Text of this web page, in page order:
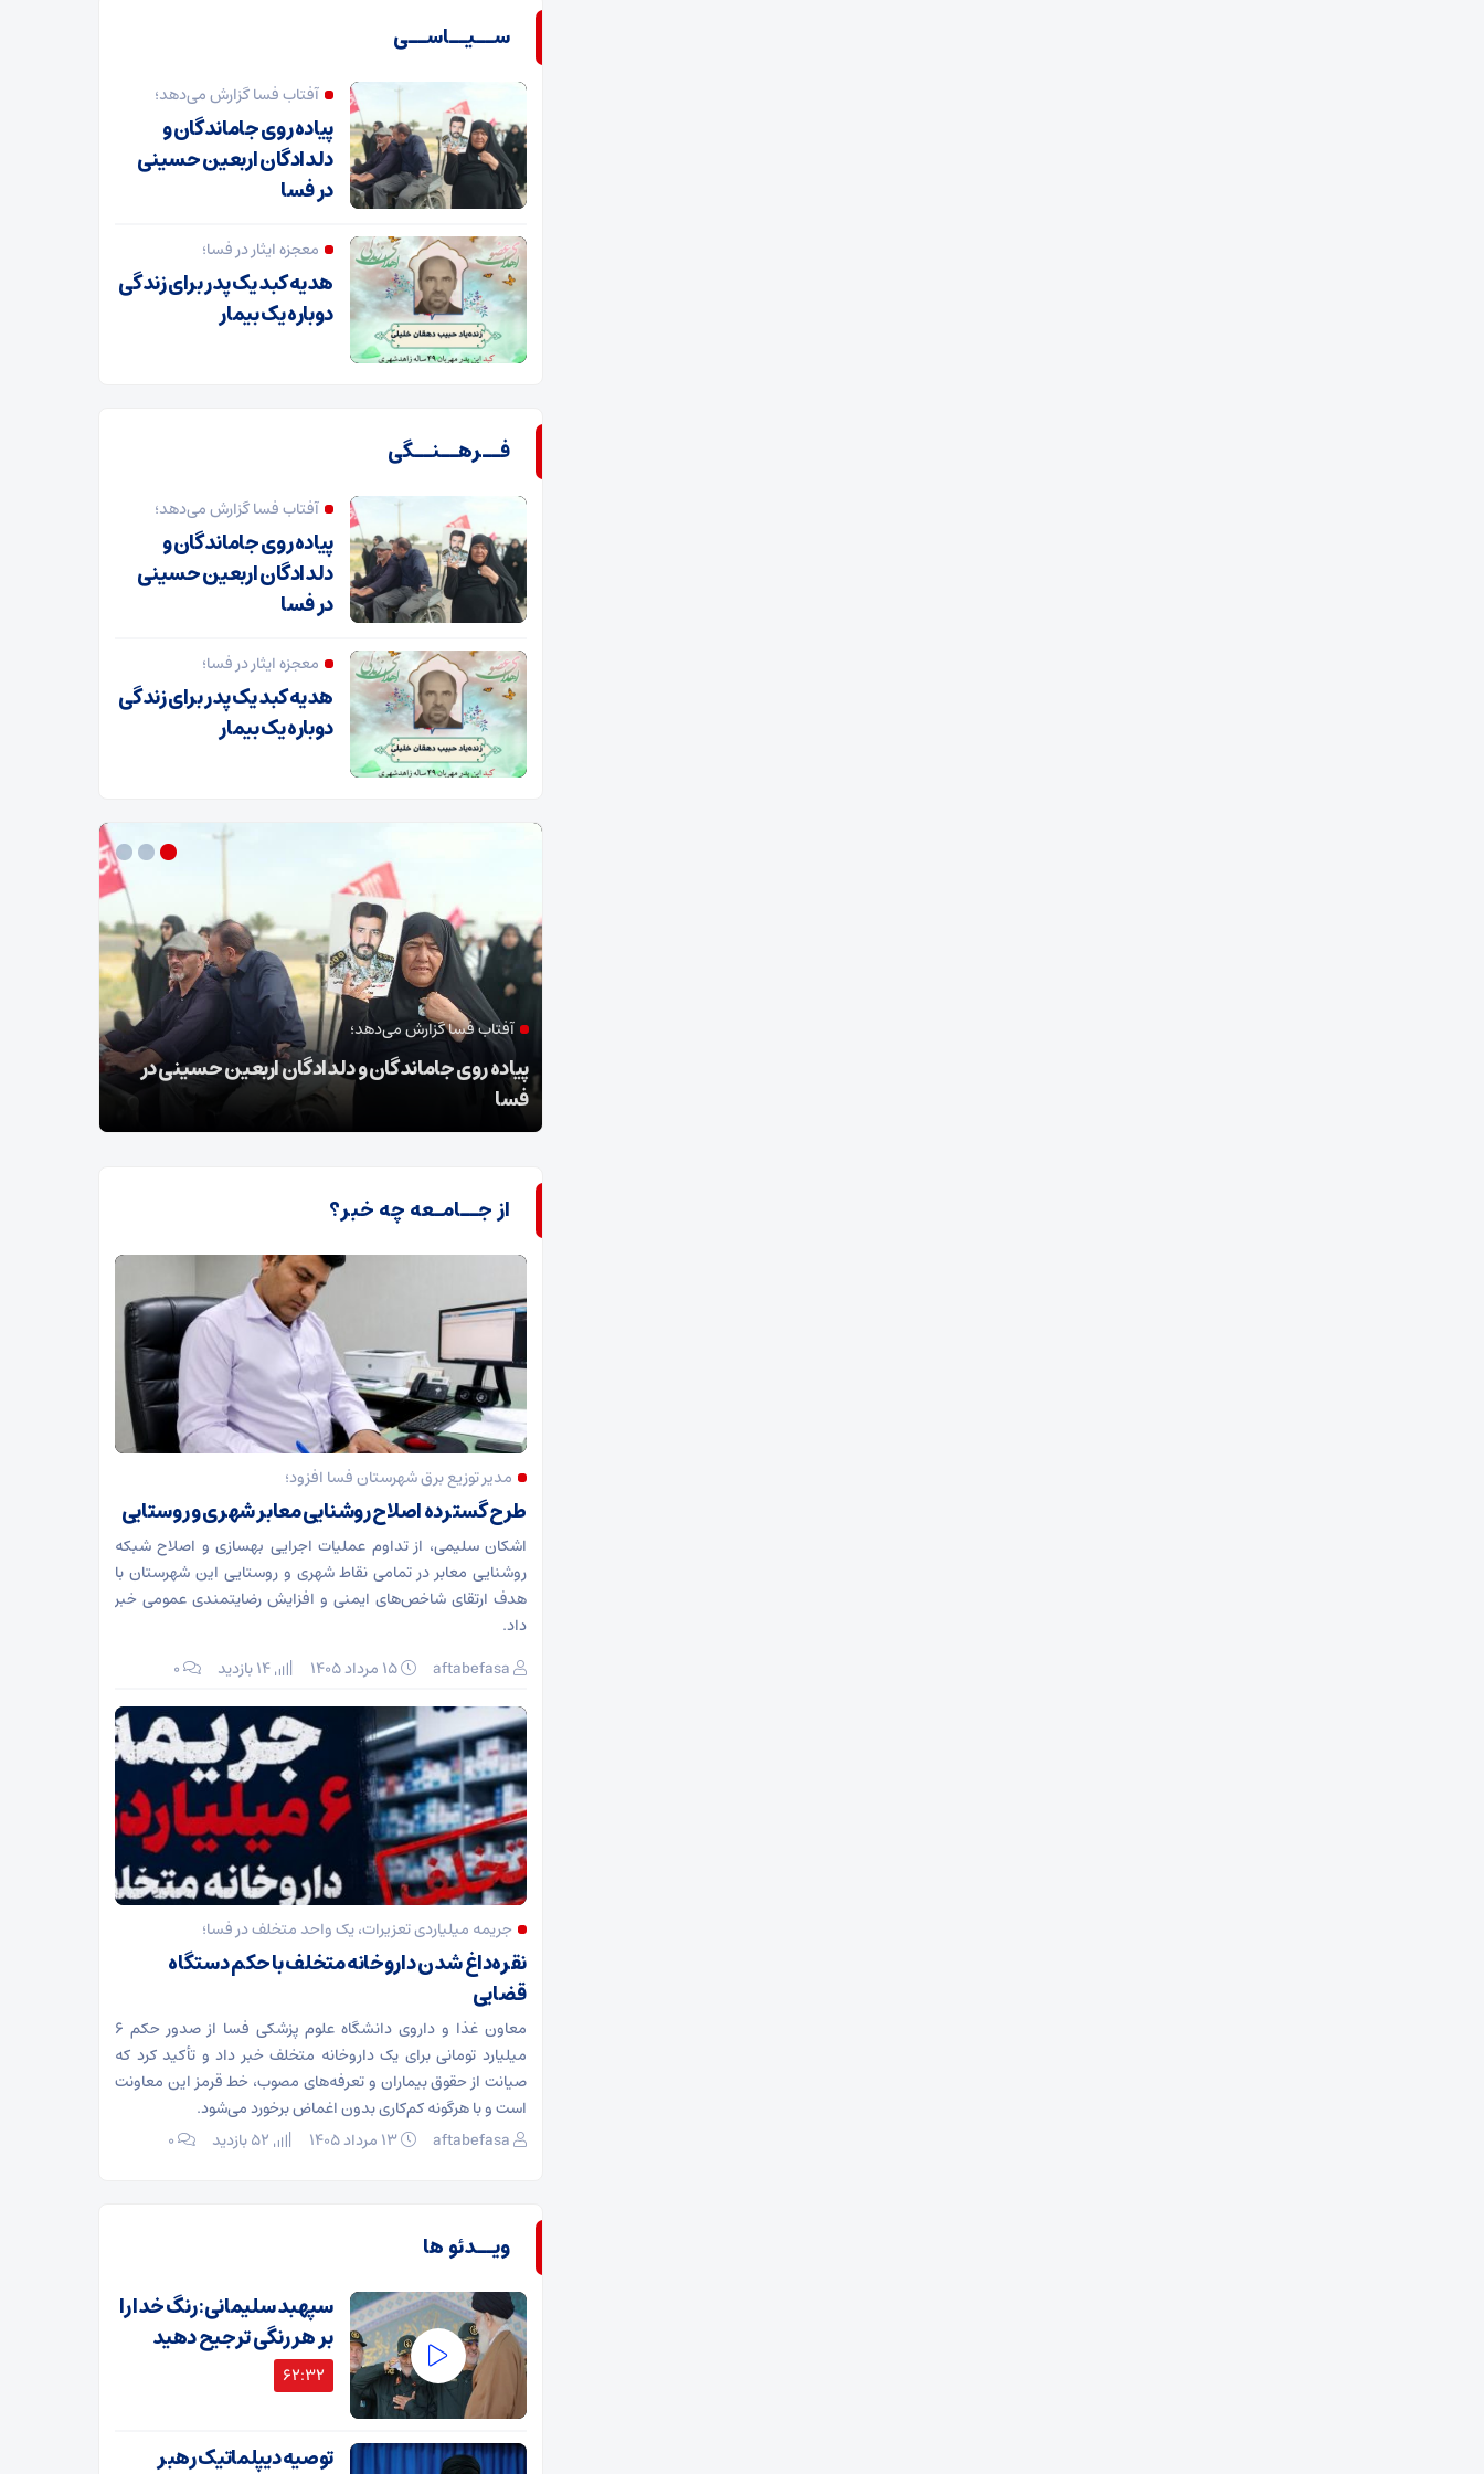
ســیــاســی
آفتاب فسا گزارش می‌دهد؛
پیاده روی جاماندگان و
دلدادگان اربعین حسینی
در فسا
معجزه ایثار در فسا؛
هدیه کبد یک پدر برای زندگی
دوباره یک بیمار
فــرهــنــگی
آفتاب فسا گزارش می‌دهد؛
پیاده روی جاماندگان و
دلدادگان اربعین حسینی
در فسا
معجزه ایثار در فسا؛
هدیه کبد یک پدر برای زندگی
دوباره یک بیمار
معجزه ایثار در فسا؛
هدیه کبد یک پدر برای زندگی دوباره یک بیمار
از جــامـعه چه خبر؟
مدیر توزیع برق شهرستان فسا افزود؛
طرح گسترده اصلاح روشنایی معابر شهری و روستایی
اشکان سلیمی، از تداوم عملیات اجرایی بهسازی و اصلاح شبکه
روشنایی معابر در تمامی نقاط شهری و روستایی این شهرستان با
هدف ارتقای شاخص‌های ایمنی و افزایش رضایتمندی عمومی خبر
داد.
aftabefasa
۰
جریمه میلیاردی تعزیرات، یک واحد متخلف در فسا؛
نقره‌داغ شدن داروخانه متخلف با حکم دستگاه
قضایی
معاون غذا و داروی دانشگاه علوم پزشکی فسا از صدور حکم ۶
میلیارد تومانی برای یک داروخانه متخلف خبر داد و تأکید کرد که
صیانت از حقوق بیماران و تعرفه‌های مصوب، خط قرمز این معاونت
است و با هرگونه کم‌کاری بدون اغماض برخورد می‌شود.
aftabefasa
۰
ویــدئو ها
سپهبد سلیمانی: رنگ خدا را
بر هر رنگی ترجیح دهید
62:32
توصیه دیپلماتیک رهبر